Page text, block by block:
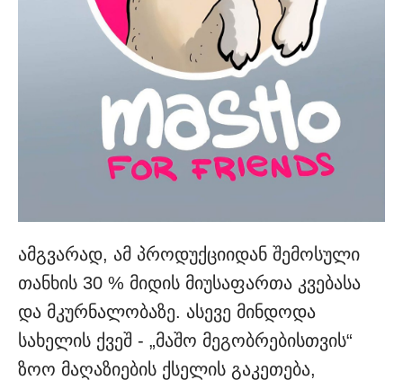
ამგვარად, ამ პროდუქციიდან შემოსული
თანხის 30 % მიდის მიუსაფართა კვებასა
და მკურნალობაზე. ასევე მინდოდა
სახელის ქვეშ - „მაშო მეგობრებისთვის“
ზოო მაღაზიების ქსელის გაკეთება,